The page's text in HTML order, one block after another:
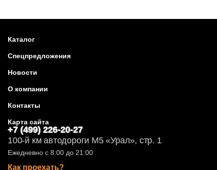
Каталог
Спецпредложения
Новости
О компании
Контакты
Карта сайта
+7 (499) 226-20-27
100-й км автодороги М5 «Урал», стр. 1
Ежедневно с 8:00 до 21:00
Как проехать?